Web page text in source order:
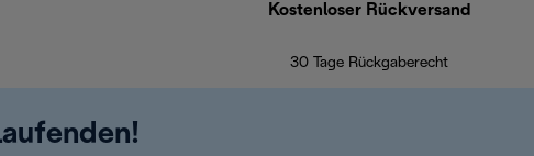
Kostenloser Rückversand
30 Tage Rückgaberecht